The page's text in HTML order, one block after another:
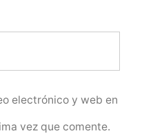
electrónico y web en
vez que comente.